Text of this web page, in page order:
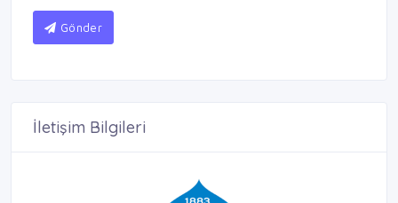
Gönder
İletişim Bilgileri